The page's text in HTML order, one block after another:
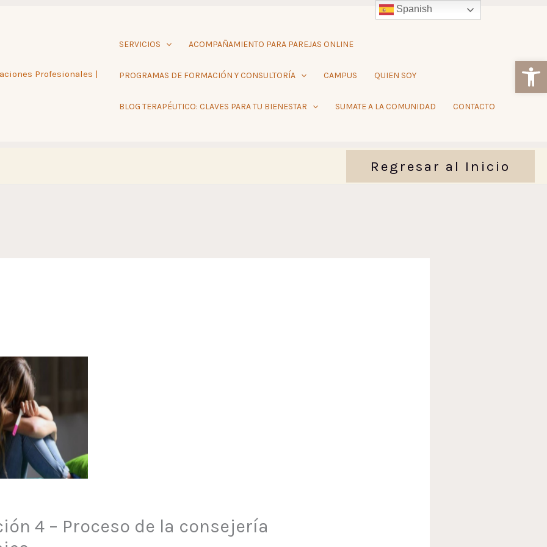
Profesionales |
SERVICIOS ACOMPAÑAMIENTO PARA PAREJAS ONLINE
PROGRAMAS DE FORMACIÓN Y CONSULTORÍA CAMPUS QUIEN SOY
BLOG TERAPÉUTICO: CLAVES PARA TU BIENESTAR SUMATE A LA COMUNIDAD CONTACTO
Regresar al Inicio
4 – Proceso de la consejería
Spanish